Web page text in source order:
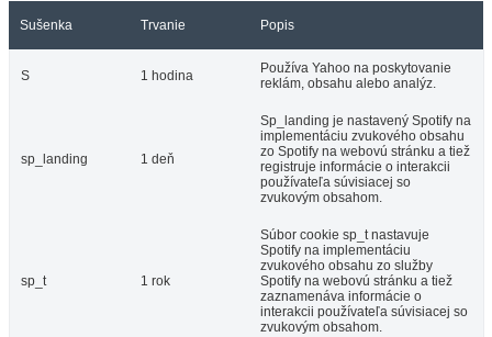
Sušenka Trvanie Popis
S 1 hodina
Používa Yahoo na poskytovanie
reklám, obsahu alebo analýz.
sp_landing 1 deň
Sp_landing je nastavený Spotify na
implementáciu zvukového obsahu
zo Spotify na webovú stránku a tiež
registruje informácie o interakcii
používateľa súvisiacej so
zvukovým obsahom.
sp_t 1 rok
Súbor cookie sp_t nastavuje
Spotify na implementáciu
zvukového obsahu zo služby
Spotify na webovú stránku a tiež
zaznamenáva informácie o
interakcii používateľa súvisiacej so
zvukovým obsahom.